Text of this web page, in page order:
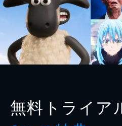
無料トライア